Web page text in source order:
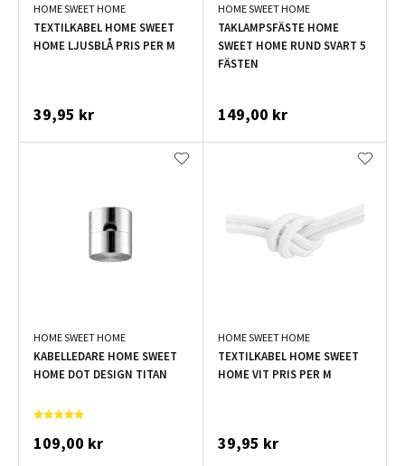
HOME SWEET HOME
TEXTILKABEL HOME SWEET
HOME LJUSBLÅ PRIS PER M
39,95 kr
HOME SWEET HOME
TAKLAMPSFÄSTE HOME
SWEET HOME RUND SVART 5
FÄSTEN
149,00 kr
HOME SWEET HOME
KABELLEDARE HOME SWEET
HOME DOT DESIGN TITAN
109,00 kr
HOME SWEET HOME
TEXTILKABEL HOME SWEET
HOME VIT PRIS PER M
39,95 kr